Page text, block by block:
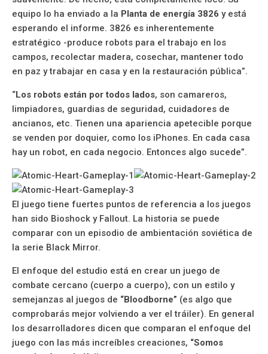
equipo lo ha enviado a la Planta de energía 3826 y está
esperando el informe. 3826 es inherentemente
estratégico -produce robots para el trabajo en los
campos, recolectar madera, cosechar, mantener todo
en paz y trabajar en casa y en la restauración pública”.
“Los robots están por todos lados, son camareros,
limpiadores, guardias de seguridad, cuidadores de
ancianos, etc. Tienen una apariencia apetecible porque
se venden por doquier, como los iPhones. En cada casa
hay un robot, en cada negocio. Entonces algo sucede”.
El juego tiene fuertes puntos de referencia a los juegos
han sido Bioshock y Fallout. La historia se puede
comparar con un episodio de ambientación soviética de
la serie Black Mirror.
El enfoque del estudio está en crear un juego de
combate cercano (cuerpo a cuerpo), con un estilo y
semejanzas al juegos de “Bloodborne” (es algo que
comprobarás mejor volviendo a ver el tráiler). En general
los desarrolladores dicen que comparan el enfoque del
juego con las más increíbles creaciones, “Somos